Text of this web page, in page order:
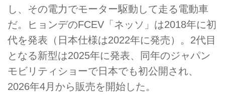
し、その電力でモーター駆動して走る電動車
だ。ヒョンデのFCEV「ネッソ」は2018年に初
代を発表（日本仕様は2022年に発売）。2代目
となる新型は2025年に発表、同年のジャパン
モビリティショーで日本でも初公開され、
2026年4月から販売を開始した。